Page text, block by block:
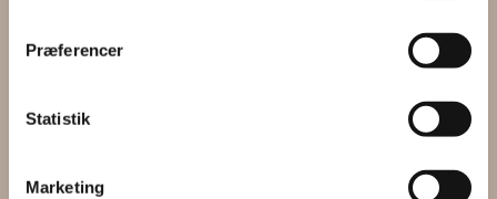
Præferencer
Statistik
Marketing
Tilmeld dig og modtage vores nyhedsbrev (max. 2